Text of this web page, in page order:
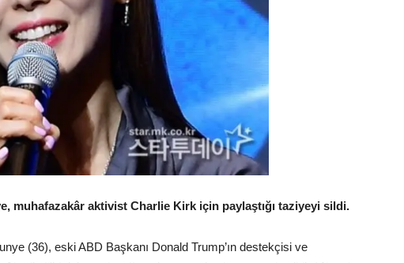
muhafazakâr aktivist Charlie Kirk için paylaştığı taziyeyi sildi.
(36), eski ABD Başkanı Donald Trump’ın destekçisi ve